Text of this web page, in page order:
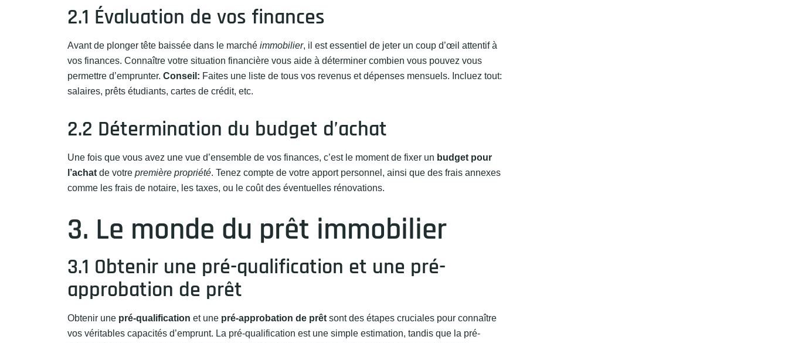
2.1 Évaluation de vos finances
Avant de plonger tête baissée dans le marché immobilier, il est essentiel de jeter un coup d’œil attentif à
vos finances. Connaître votre situation financière vous aide à déterminer combien vous pouvez vous
permettre d’emprunter. Conseil: Faites une liste de tous vos revenus et dépenses mensuels. Incluez tout:
salaires, prêts étudiants, cartes de crédit, etc.
2.2 Détermination du budget d’achat
Une fois que vous avez une vue d’ensemble de vos finances, c’est le moment de fixer un budget pour
l’achat de votre première propriété. Tenez compte de votre apport personnel, ainsi que des frais annexes
comme les frais de notaire, les taxes, ou le coût des éventuelles rénovations.
3. Le monde du prêt immobilier
3.1 Obtenir une pré-qualification et une pré-
approbation de prêt
Obtenir une pré-qualification et une pré-approbation de prêt sont des étapes cruciales pour connaître
vos véritables capacités d’emprunt. La pré-qualification est une simple estimation, tandis que la pré-